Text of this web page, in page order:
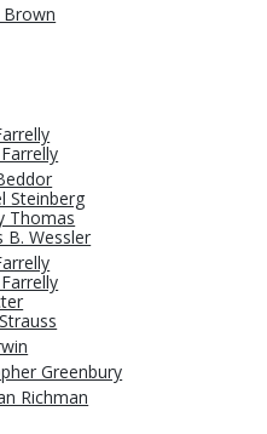
Brown
Steinberg
Thomas
B. Wessler
Greenbury
Richman